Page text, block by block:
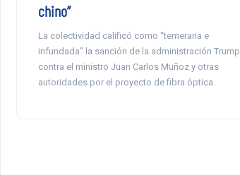
chino”
La colectividad calificó como “temeraria e
infundada” la sanción de la administración Trump
contra el ministro Juan Carlos Muñoz y otras
autoridades por el proyecto de fibra óptica.